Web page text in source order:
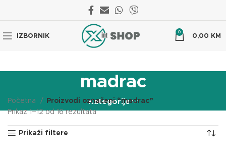
IZBORNIK
0
0,00 KM
madrac
Kategorije
Početna
Proizvodi označeni “madrac”
Prikaz 1–12 od 16 rezultata
Prikaži filtere